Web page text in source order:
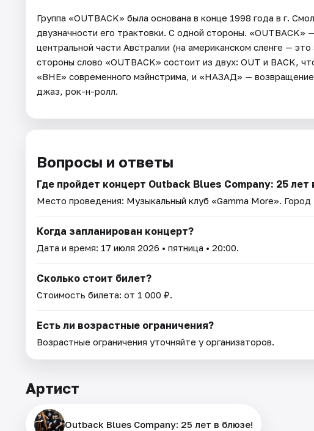
Группа «OUTBACK» была основана в конце 1998 года в г.
двузначности его трактовки. С одной стороны. «OUTBACK»
центральной части Австралии (на американском сленге —
стороны слово «OUTBACK» состоит из двух: OUT и BACK,
«ВНЕ» современного мэйнстрима, и «НАЗАД» —
джаз, рок-н-ролл.
Вопросы и ответы
Где пройдет концерт Outback Blues Company: 25 лет
Место проведения: Музыкальный клуб «Gamma More».
Когда запланирован концерт?
Дата и время: 17 июля 2026 • пятница • 20:00.
Сколько стоит билет?
Стоимость билета: от 1 000 ₽.
Есть ли возрастные ограничения?
Возрастные ограничения уточняйте у организаторов.
Артист
Outback Blues Company: 25 лет в блюзе!